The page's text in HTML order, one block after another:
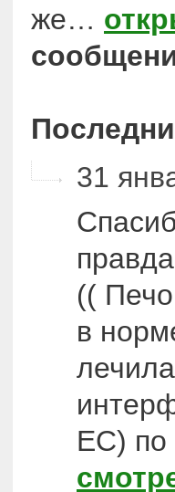
же…
31
((
в
ЕС)